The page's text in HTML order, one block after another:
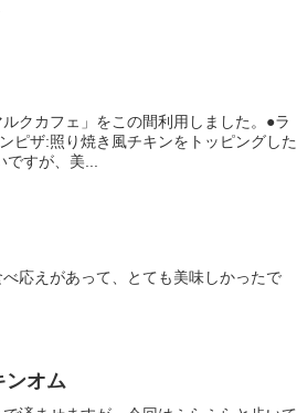
クカフェ」をこの間利用しました。●ラ
ピザ:照り焼き風チキンをトッピングした
ですが、美...
応えがあって、とても美味しかったで
ンオム